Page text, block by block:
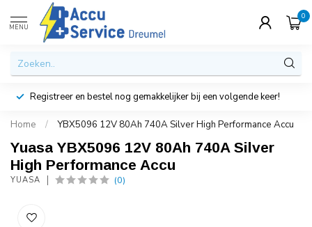
MENU
0
Registreer en bestel nog gemakkelijker bij een volgende keer!
Home / YBX5096 12V 80Ah 740A Silver High Performance Accu
Yuasa YBX5096 12V 80Ah 740A Silver
High Performance Accu
YUASA (0)